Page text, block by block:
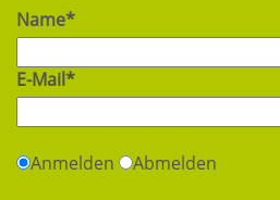
Name*
E-Mail*
Anmelden Abmelden